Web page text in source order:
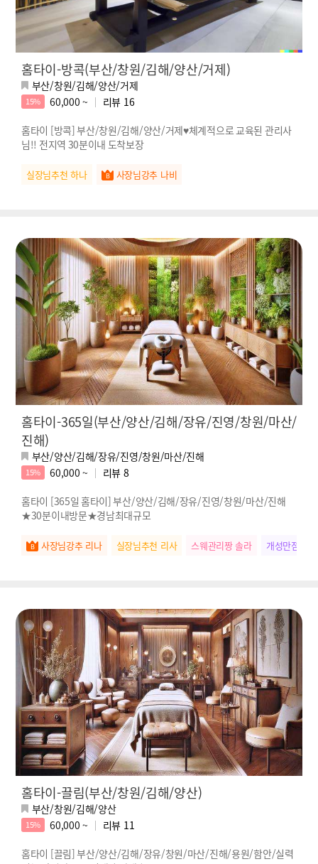
홈타이-방콕(부산/창원/김해/양산/거제)
부산/창원/김해/양산/거제
15% 60,000 ~ 리뷰 16
홈타이 [방콕] 부산/창원/김해/양산/거제♥체계적으로 교육된 관리사
님!! 전지역 30분이내 도착보장
실장님추천 하나 사장님강추 나비
홈타이-365일(부산/양산/김해/장유/진영/창원/마산/
진해)
부산/양산/김해/장유/진영/창원/마산/진해
15% 60,000 ~ 리뷰 8
홈타이 [365일 홈타이] 부산/양산/김해/장유/진영/창원/마산/진해
★30분이내방문★경남최대규모
사장님강추 리나 실장님추천 리사 스웨관리짱 솔라 개성만점 사라
홈타이-끌림(부산/창원/김해/양산)
부산/창원/김해/양산
15% 60,000 ~ 리뷰 11
홈타이 [끌림] 부산/양산/김해/장유/창원/마산/진해/용원/함안/실력